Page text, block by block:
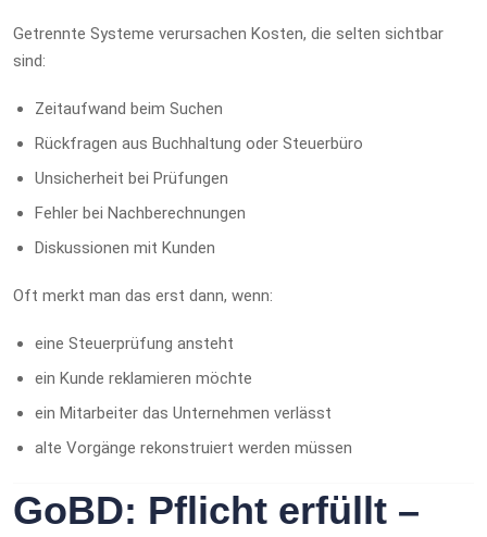
Getrennte Systeme verursachen Kosten, die selten sichtbar
sind:
Zeitaufwand beim Suchen
Rückfragen aus Buchhaltung oder Steuerbüro
Unsicherheit bei Prüfungen
Fehler bei Nachberechnungen
Diskussionen mit Kunden
Oft merkt man das erst dann, wenn:
eine Steuerprüfung ansteht
ein Kunde reklamieren möchte
ein Mitarbeiter das Unternehmen verlässt
alte Vorgänge rekonstruiert werden müssen
GoBD: Pflicht erfüllt –